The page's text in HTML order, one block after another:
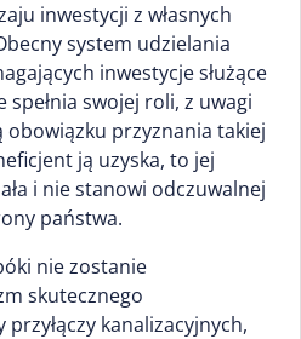
inwestycji z własnych
system udzielania
inwestycje służące
swojej roli, z uwagi
obowiązku przyznania takiej
ją uzyska, to jej
i nie stanowi odczuwalnej
państwa.
nie zostanie
skutecznego
kanalizacyjnych,